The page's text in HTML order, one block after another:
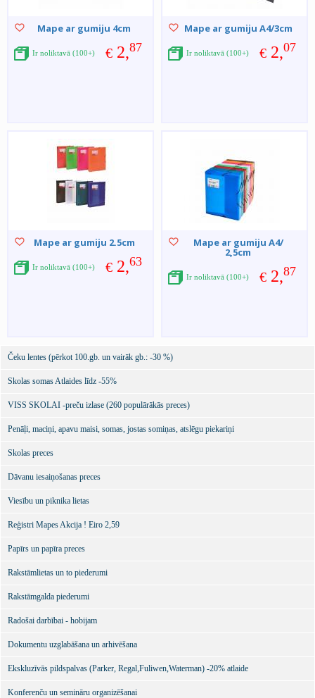
Mape ar gumiju 4cm
€ 2,87
Ir noliktavā (100+)
Mape ar gumiju A4/3cm
€ 2,07
Ir noliktavā (100+)
Mape ar gumiju 2.5cm
€ 2,63
Ir noliktavā (100+)
Mape ar gumiju A4/
2,5cm
€ 2,87
Ir noliktavā (100+)
Čeku lentes (pērkot 100.gb. un vairāk gb.: -30 %)
Skolas somas Atlaides līdz -55%
VISS SKOLAI -preču izlase (260 populārākās preces)
Penāļi, maciņi, apavu maisi, somas, jostas somiņas, atslēgu piekariņi
Skolas preces
Dāvanu iesaiņošanas preces
Viesību un piknika lietas
Reģistri Mapes Akcija ! Eiro 2,59
Papīrs un papīra preces
Rakstāmlietas un to piederumi
Rakstāmgalda piederumi
Radošai darbībai - hobijam
Dokumentu uzglabāšana un arhivēšana
Ekskluzīvās pildspalvas (Parker, Regal,Fuliwen,Waterman) -20% atlaide
Konferenču un semināru organizēšanai